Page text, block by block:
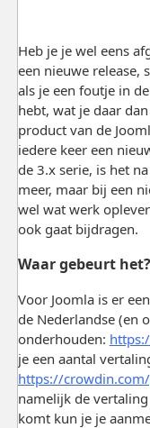
Heb je je wel eens
een nieuwe release,
als je een foutje in
hebt, wat je daar
product van de
iedere keer een
de 3.x serie, is het
meer, maar bij een
wel wat werk
ook gaat bijdragen.
Waar gebeurt het?
Voor Joomla is er
de Nederlandse (en
onderhouden:
je een aantal
https://
namelijk de
komt kun je je